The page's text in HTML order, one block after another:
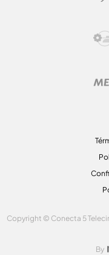
Copyright © Conecta 5
By